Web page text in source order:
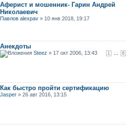
Аферист и мошенник- Гарин Андрей
Николаевич
Павлов alexpav » 10 янв 2018, 19:17
Анекдоты
1 6
Steez » 17 окт 2006, 13:43
Как быстро пройти сертификацию
Jasper » 26 авг 2016, 13:15